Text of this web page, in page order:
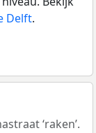
Delft.
‘raken’.